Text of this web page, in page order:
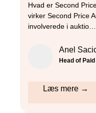
Hvad er Second
virker Second Price
involverede i auktio…
Anel
Head of
Læs mere →